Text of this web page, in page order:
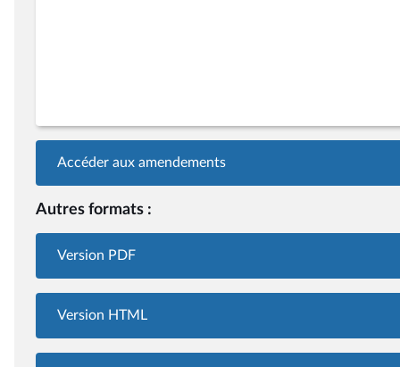
Accéder aux amendements
Autres formats :
Version PDF
Version HTML